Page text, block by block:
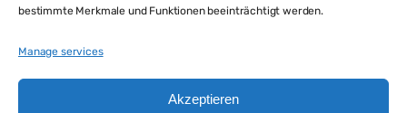
bestimmte Merkmale und Funktionen beeinträchtigt werden.
Manage services
Akzeptieren